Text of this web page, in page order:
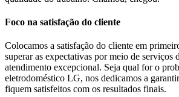
Foco na satisfação do cliente
Colocamos a satisfação do cliente em
superar as expectativas por meio de serviços
atendimento excepcional. Seja qual for o
eletrodoméstico LG, nos dedicamos a
fiquem satisfeitos com os resultados finais.